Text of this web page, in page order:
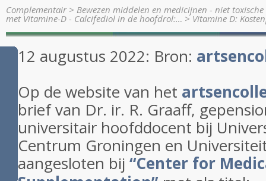
Complementair> Bewezen middelen en medicijnen - niet
met Vitamine-D - Calcifediol in de hoofdrol:… > Vitamine D:
12 augustus 2022: Bron:
Op de website van het
brief van Dr. ir. R. Graaff,
universitair hoofddocent bij
Centrum Groningen en
aangesloten bij “Center for